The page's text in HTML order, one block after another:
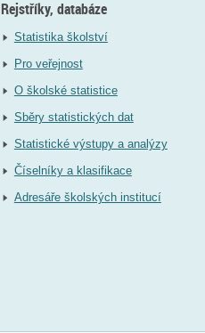
Rejstříky, databáze
Statistika školství
Pro veřejnost
O školské statistice
Sběry statistických dat
Statistické výstupy a analýzy
Číselníky a klasifikace
Adresáře školských institucí